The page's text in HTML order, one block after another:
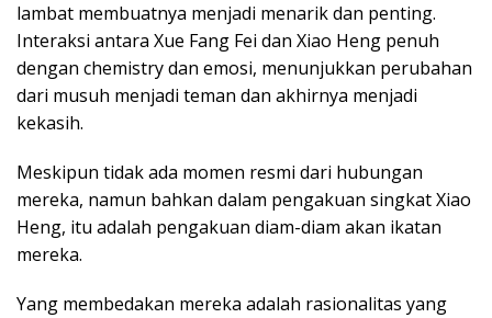
lambat membuatnya menjadi menarik dan penting.
Interaksi antara Xue Fang Fei dan Xiao Heng penuh
dengan chemistry dan emosi, menunjukkan perubahan
dari musuh menjadi teman dan akhirnya menjadi
kekasih.
Meskipun tidak ada momen resmi dari hubungan
mereka, namun bahkan dalam pengakuan singkat Xiao
Heng, itu adalah pengakuan diam-diam akan ikatan
mereka.
Yang membedakan mereka adalah rasionalitas yang